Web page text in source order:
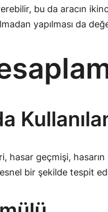
bu da aracın
yapılması da
hasar geçmişi,
bir şekilde tespit